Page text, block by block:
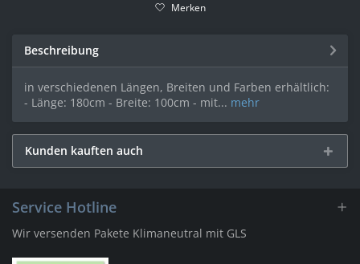
Merken
Beschreibung
in verschiedenen Längen, Breiten und Farben erhältlich:
- Länge: 180cm - Breite: 100cm - mit... mehr
Kunden kauften auch
Service Hotline
Wir versenden Pakete Klimaneutral mit GLS